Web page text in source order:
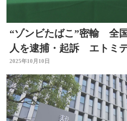
“ゾンビたばこ”密輸 全
人を逮捕・起訴 エトミ
で販売する目的か
2025年10月10日